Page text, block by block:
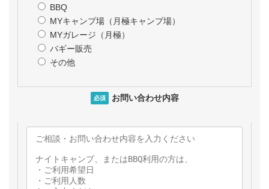
BBQ
MYキャンプ場（月極キャンプ場）
MYガレージ（月極）
バギー販売
その他
必須 お問い合わせ内容